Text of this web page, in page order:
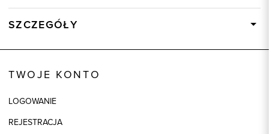
SZCZEGÓŁY
Kolor
Model
TWOJE KONTO
LOGOWANIE
REJESTRACJA